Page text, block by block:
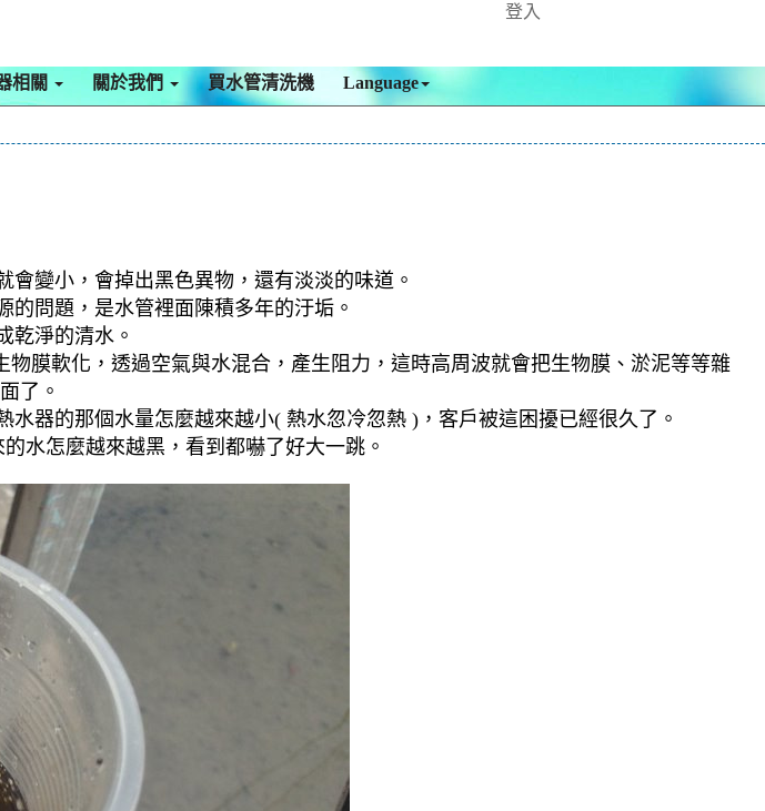
登入
相關 關於我們 買水管清洗機 Language
變小，會掉出黑色異物，還有淡淡的味道。
問題，是水管裡面陳積多年的汙垢。
乾淨的清水。
膜軟化，透過空氣與水混合，產生阻力，這時高周波就會把生物膜、淤泥等等雜
了。
器的那個水量怎麼越來越小( 熱水忽冷忽熱 )，客戶被這困擾已經很久了。
水怎麼越來越黑，看到都嚇了好大一跳。